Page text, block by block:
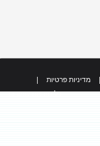
מדיניות פרטיות
כל הזכויות שמורות